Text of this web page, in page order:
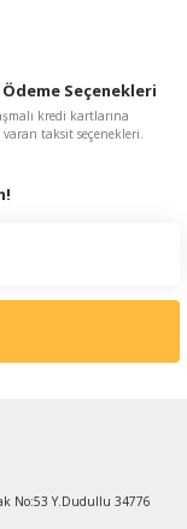
Seçenekleri
kredi kartlarına
varan taksit seçenekleri.
No:53 Y.Dudullu 34776